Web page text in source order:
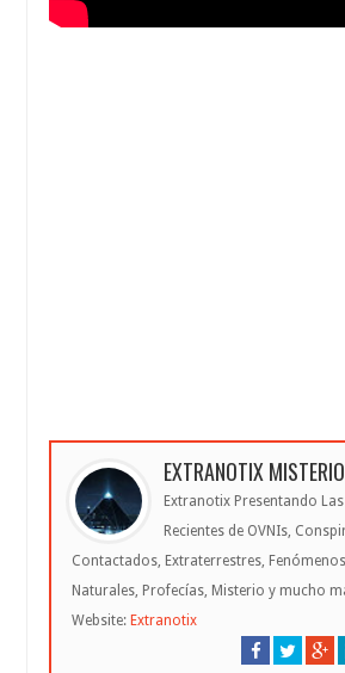
EXTRANOTIX MISTERIO
Extranotix Presentando
Recientes de OVNIs,
Contactados, Extraterrestres,
Naturales, Profecías, Misterio y mucho
Website: Extranotix